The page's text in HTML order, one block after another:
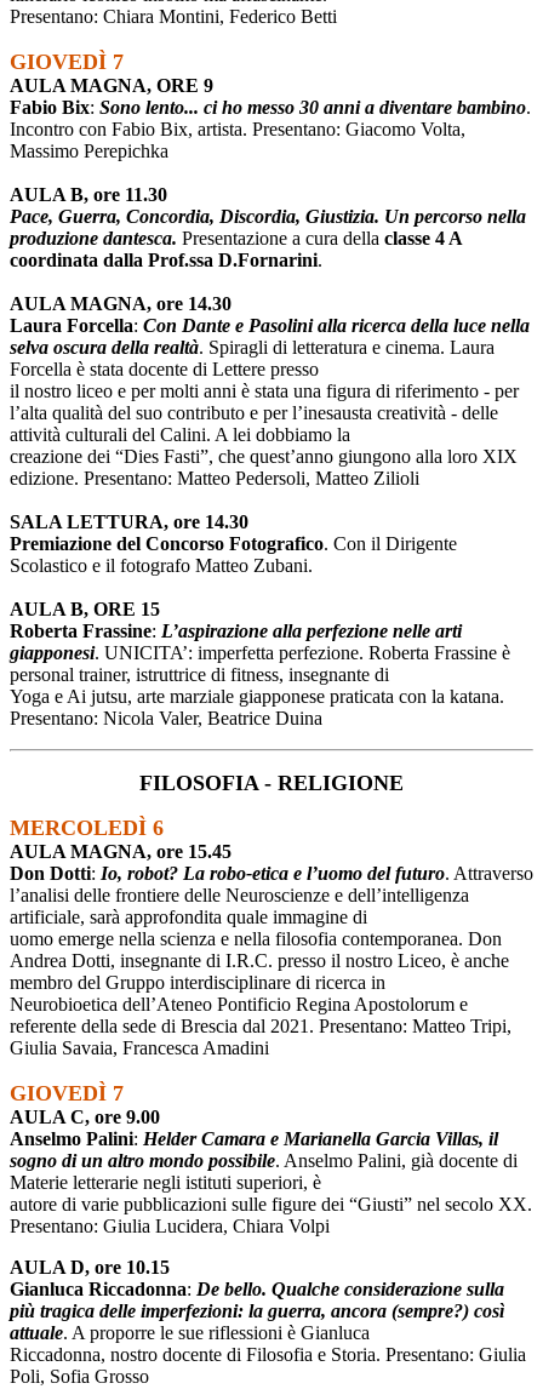
Presentano: Chiara Montini, Federico Betti
GIOVEDÌ 7
AULA MAGNA, ORE 9
Fabio Bix: Sono lento... ci ho messo 30 anni a diventare bambino.
Incontro con Fabio Bix, artista. Presentano: Giacomo Volta,
Massimo Perepichka
AULA B, ore 11.30
Pace, Guerra, Concordia, Discordia, Giustizia. Un percorso nella
produzione dantesca. Presentazione a cura della classe 4 A
coordinata dalla Prof.ssa D.Fornarini.
AULA MAGNA, ore 14.30
Laura Forcella: Con Dante e Pasolini alla ricerca della luce nella
selva oscura della realtà. Spiragli di letteratura e cinema. Laura
Forcella è stata docente di Lettere presso
il nostro liceo e per molti anni è stata una figura di riferimento - per
l’alta qualità del suo contributo e per l’inesausta creatività - delle
attività culturali del Calini. A lei dobbiamo la
creazione dei “Dies Fasti”, che quest’anno giungono alla loro XIX
edizione. Presentano: Matteo Pedersoli, Matteo Zilioli
SALA LETTURA, ore 14.30
Premiazione del Concorso Fotografico. Con il Dirigente
Scolastico e il fotografo Matteo Zubani.
AULA B, ORE 15
Roberta Frassine: L’aspirazione alla perfezione nelle arti
giapponesi. UNICITA’: imperfetta perfezione. Roberta Frassine è
personal trainer, istruttrice di fitness, insegnante di
Yoga e Ai jutsu, arte marziale giapponese praticata con la katana.
Presentano: Nicola Valer, Beatrice Duina
FILOSOFIA - RELIGIONE
MERCOLEDÌ 6
AULA MAGNA, ore 15.45
Don Dotti: Io, robot? La robo-etica e l’uomo del futuro. Attraverso
l’analisi delle frontiere delle Neuroscienze e dell’intelligenza
artificiale, sarà approfondita quale immagine di
uomo emerge nella scienza e nella filosofia contemporanea. Don
Andrea Dotti, insegnante di I.R.C. presso il nostro Liceo, è anche
membro del Gruppo interdisciplinare di ricerca in
Neurobioetica dell’Ateneo Pontificio Regina Apostolorum e
referente della sede di Brescia dal 2021. Presentano: Matteo Tripi,
Giulia Savaia, Francesca Amadini
GIOVEDÌ 7
AULA C, ore 9.00
Anselmo Palini: Helder Camara e Marianella Garcia Villas, il
sogno di un altro mondo possibile. Anselmo Palini, già docente di
Materie letterarie negli istituti superiori, è
autore di varie pubblicazioni sulle figure dei “Giusti” nel secolo XX.
Presentano: Giulia Lucidera, Chiara Volpi
AULA D, ore 10.15
Gianluca Riccadonna: De bello. Qualche considerazione sulla
più tragica delle imperfezioni: la guerra, ancora (sempre?) così
attuale. A proporre le sue riflessioni è Gianluca
Riccadonna, nostro docente di Filosofia e Storia. Presentano: Giulia
Poli, Sofia Grosso